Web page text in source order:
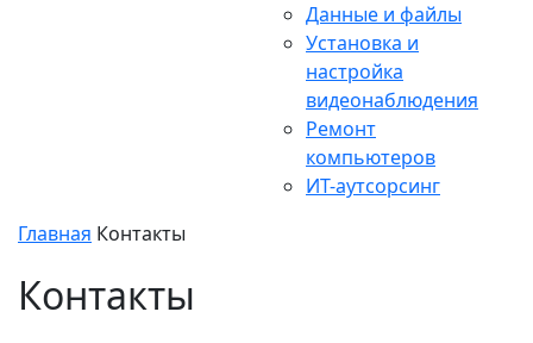
Данные и файлы
Установка и
настройка
видеонаблюдения
Ремонт
компьютеров
ИТ-аутсорсинг
Главная Контакты
Контакты